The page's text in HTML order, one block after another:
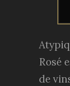
Rosé
de